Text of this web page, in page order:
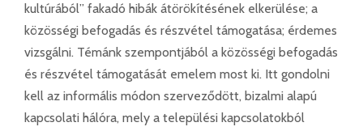
kultúrából” fakadó hibák átörökítésének elkerülése; a
közösségi befogadás és részvétel támogatása; érdemes
vizsgálni. Témánk szempontjából a közösségi befogadás
és részvétel támogatását emelem most ki. Itt gondolni
kell az informális módon szerveződött, bizalmi alapú
kapcsolati hálóra, mely a települési kapcsolatokból